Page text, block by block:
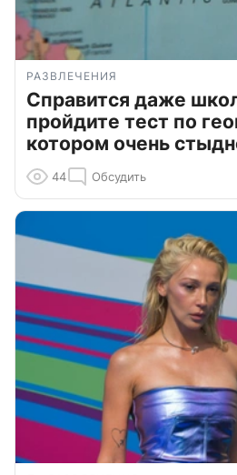
РАЗВЛЕЧЕНИЯ
Справится даже
пройдите тест по
котором очень
44 Обсудить